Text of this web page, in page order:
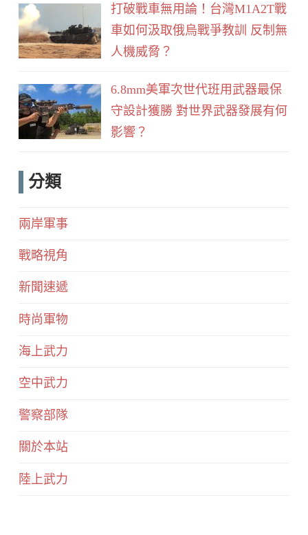
打破戰車無用論！台灣M1A2T戰
車如何汲取俄烏戰爭教訓 反制無
人機威脅？
6.8mm美軍次世代班用武器最保
守設計獲勝 對世界武器發展有何
影響？
分類
兩岸軍事
戰略視角
新聞速遞
時尚軍物
海上武力
空中武力
警察部隊
關於本站
陸上武力